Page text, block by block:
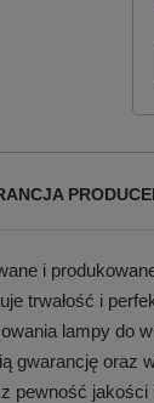
i
trwałość i
lampy do
gwarancję oraz
pewność